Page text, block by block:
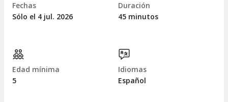
Fechas
Sólo el 4 jul. 2026
Duración
45 minutos
Edad mínima
5
Idiomas
Español